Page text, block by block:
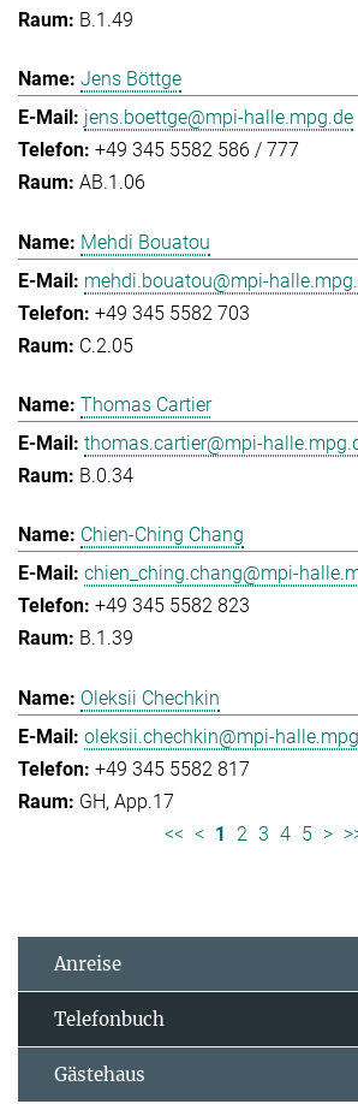
B.1.49
Jens Böttge
jens.boettge@mpi-halle.mpg.de
+49 345 5582 586 / 777
AB.1.06
Mehdi Bouatou
mehdi.bouatou@mpi-
+49 345 5582 703
C.2.05
Thomas Cartier
thomas.cartier@mpi-
B.0.34
Chien-Ching Chang
chien_ching.chang@mpi-
+49 345 5582 823
B.1.39
Oleksii Chechkin
oleksii.chechkin@mpi-
+49 345 5582 817
GH, App.17
<< < 1 2 3 4 5 >
Anreise
Telefonbuch
Gästehaus